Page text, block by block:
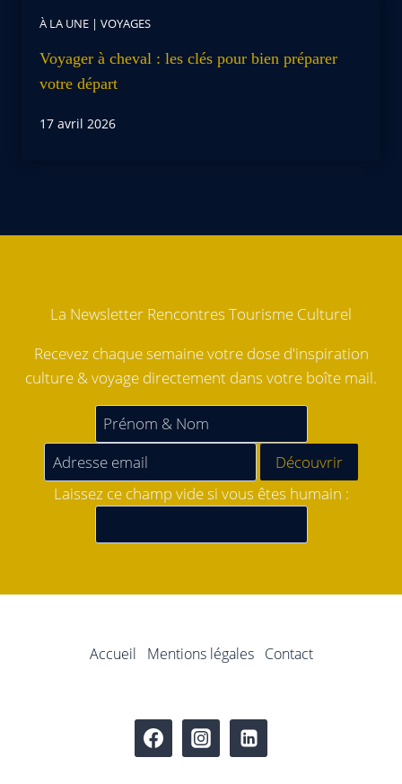
À LA UNE | VOYAGES
Voyager à cheval : les clés pour bien préparer
votre départ
17 avril 2026
La Newsletter Rencontres Tourisme Culturel
Recevez chaque semaine votre dose d'inspiration
culture & voyage directement dans votre boîte mail.
Laissez ce champ vide si vous êtes humain :
Accueil Mentions légales Contact